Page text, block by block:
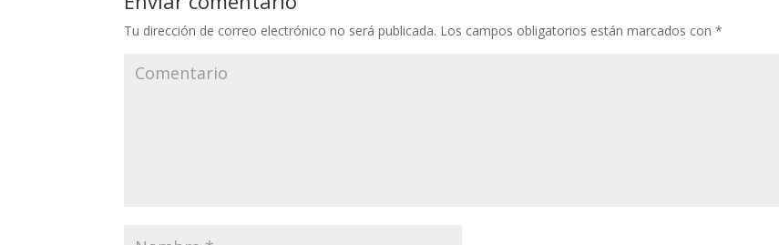
Tu dirección de correo electrónico no será publicada. Los campos obligatorios están marcados con *